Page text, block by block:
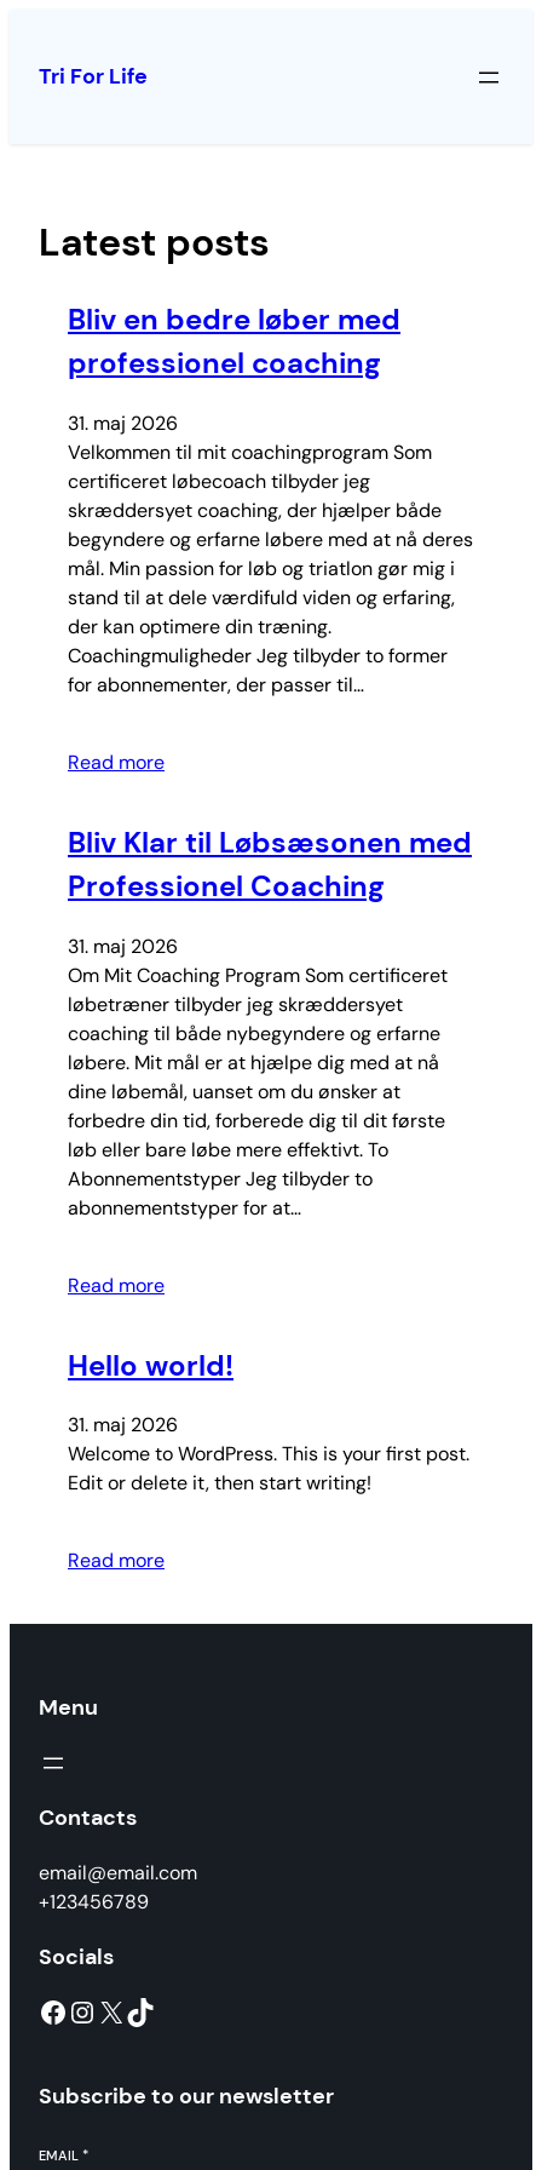
indhold
Tri For Life
Latest posts
Bliv en bedre løber med
professionel coaching
31. maj 2026
Velkommen til mit coachingprogram Som
certificeret løbecoach tilbyder jeg
skræddersyet coaching, der hjælper både
begyndere og erfarne løbere med at nå deres
mål. Min passion for løb og triatlon gør mig i
stand til at dele værdifuld viden og erfaring,
der kan optimere din træning.
Coachingmuligheder Jeg tilbyder to former
for abonnementer, der passer til…
Read more
Bliv Klar til Løbsæsonen med
Professionel Coaching
31. maj 2026
Om Mit Coaching Program Som certificeret
løbetræner tilbyder jeg skræddersyet
coaching til både nybegyndere og erfarne
løbere. Mit mål er at hjælpe dig med at nå
dine løbemål, uanset om du ønsker at
forbedre din tid, forberede dig til dit første
løb eller bare løbe mere effektivt. To
Abonnementstyper Jeg tilbyder to
abonnementstyper for at…
Read more
Hello world!
31. maj 2026
Welcome to WordPress. This is your first post.
Edit or delete it, then start writing!
Read more
Menu
Contacts
email@email.com
+123456789
Socials
Facebook Instagram X TikTok
Subscribe to our newsletter
EMAIL *